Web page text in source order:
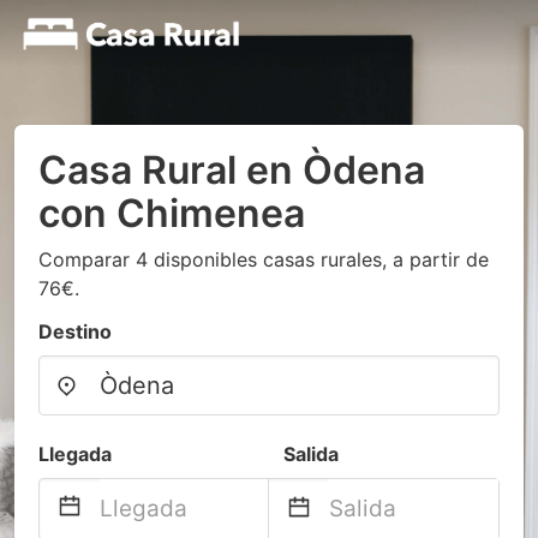
Casa Rural en Òdena
con Chimenea
Comparar 4 disponibles casas rurales, a partir de
76€.
Destino
Llegada Salida